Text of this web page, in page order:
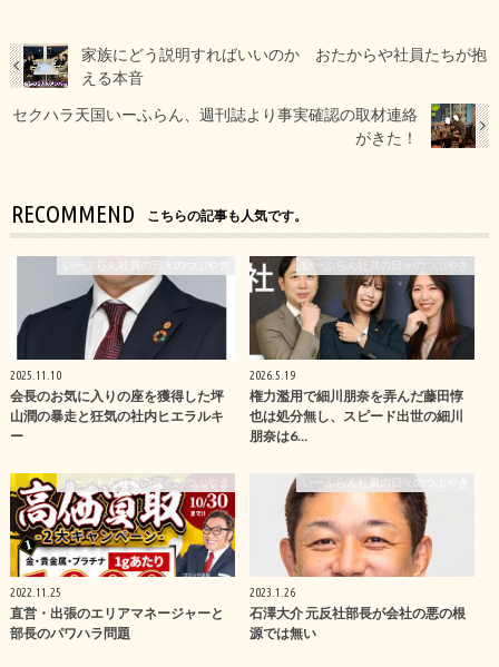
家族にどう説明すればいいのか おたからや社員たちが抱
える本音
セクハラ天国いーふらん、週刊誌より事実確認の取材連絡
がきた！
RECOMMEND こちらの記事も人気です。
2025.11.10
会長のお気に入りの座を獲得した坪
山潤の暴走と狂気の社内ヒエラルキ
ー
2026.5.19
権力濫用で細川朋奈を弄んだ藤田惇
也は処分無し、スピード出世の細川
朋奈は6…
いーふらん社員の日々のつぶやき
2022.11.25
直営・出張のエリアマネージャーと
部長のパワハラ問題
いーふらん社員の日々のつぶやき
2023.1.26
石澤大介 元反社部長が会社の悪の根
源では無い